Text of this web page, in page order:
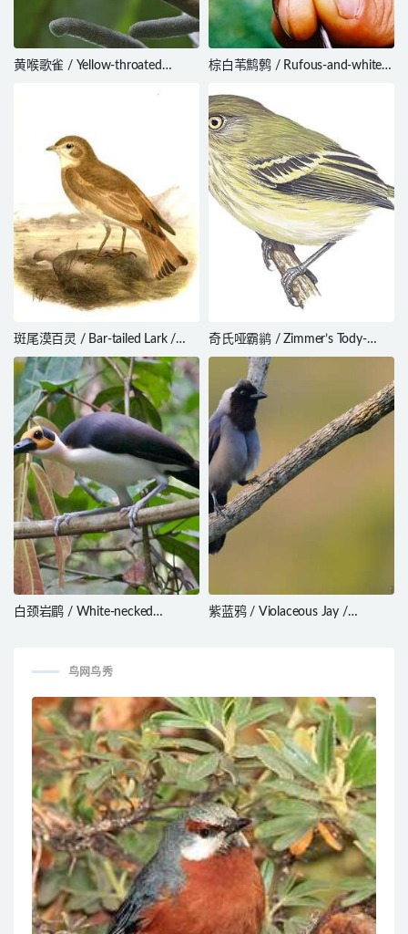
黄喉歌雀 / Yellow-throated
棕白苇鹪鹩 / Rufous-and-white
斑尾漠百灵 / Bar-tailed Lark /
Ammomanes cinctura
奇氏哑霸鹟 / Zimmer’s Tody-
Tyrant / Hemitriccus minimus
白颈岩鹛 / White-necked
紫蓝鸦 / Violaceous Jay /
鸟网鸟秀